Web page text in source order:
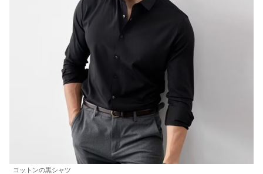
コットンの黒シャツ